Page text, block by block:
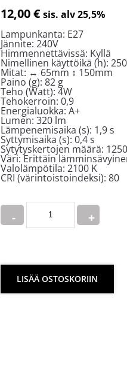
12,00€ sis. alv 25,5%
Lampunkanta: E27
Jännite: 240V
Himmennettävissä: Kyllä
Nimellinen käyttöikä (h):
Mitat: ↔ 65mm ↕ 150mm
Paino (g): 82 g
Teho (Watt): 4W
Tehokerroin:0,9
Energialuokka:A+
Lumen: 320 lm
Lämpenemisaika (s): 1,9 s
Syttymisaika (s): 0,4 s
Sytytyskertojen määrä:
Väri:Erittäin
Valolämpötila: 2100 K
CRI (värintoistoindeksi):80
Quantity
LISÄÄ OSTOSKORIIN